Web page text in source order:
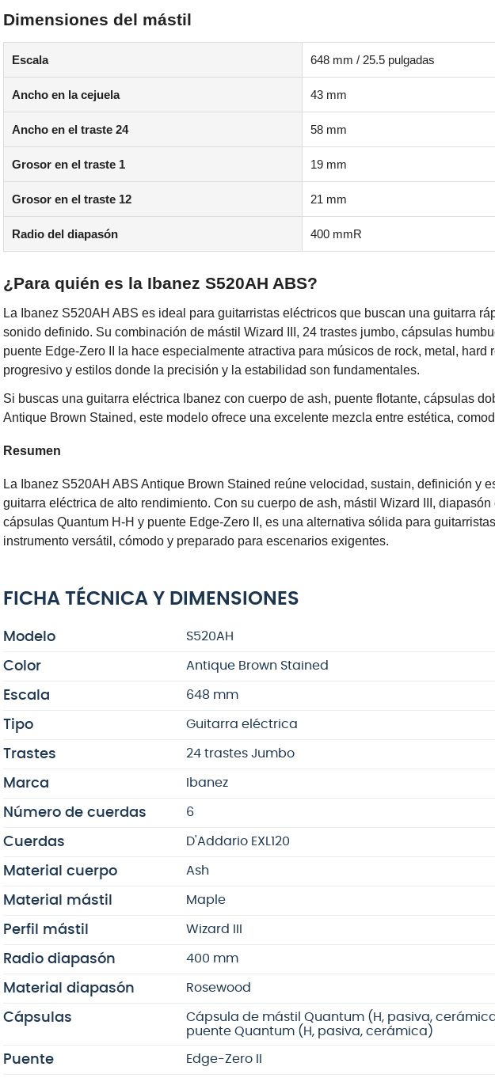
Dimensiones del mástil
Escala 648 mm / 25.5 pulgadas
Ancho en la cejuela 43 mm
Ancho en el traste 24 58 mm
Grosor en el traste 1 19 mm
Grosor en el traste 12 21 mm
Radio del diapasón 400 mmR
¿Para quién es la Ibanez S520AH ABS?
La Ibanez S520AH ABS es ideal para guitarristas eléctricos que buscan una guitarra
sonido definido. Su combinación de mástil Wizard III, 24 trastes jumbo, cápsulas
puente Edge-Zero II la hace especialmente atractiva para músicos de rock, metal, hard
progresivo y estilos donde la precisión y la estabilidad son fundamentales.
Si buscas una guitarra eléctrica Ibanez con cuerpo de ash, puente flotante, cápsulas
Antique Brown Stained, este modelo ofrece una excelente mezcla entre estética,
Resumen
La Ibanez S520AH ABS Antique Brown Stained reúne velocidad, sustain, definición y
guitarra eléctrica de alto rendimiento. Con su cuerpo de ash, mástil Wizard III, diapasón
cápsulas Quantum H-H y puente Edge-Zero II, es una alternativa sólida para
instrumento versátil, cómodo y preparado para escenarios exigentes.
FICHA TÉCNICA Y DIMENSIONES
Modelo S520AH
Color Antique Brown Stained
Escala 648 mm
Tipo Guitarra eléctrica
Trastes 24 trastes Jumbo
Marca Ibanez
Número de cuerdas 6
Cuerdas D'Addario EXL120
Material cuerpo Ash
Material mástil Maple
Perfil mástil Wizard III
Radio diapasón 400 mm
Material diapasón Rosewood
Cápsulas
Cápsula de mástil Quantum (H, pasiva,
puente Quantum (H, pasiva, cerámica)
Puente Edge-Zero II